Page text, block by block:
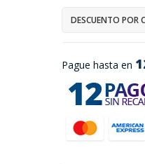
Pague hasta en
DESCUENTO